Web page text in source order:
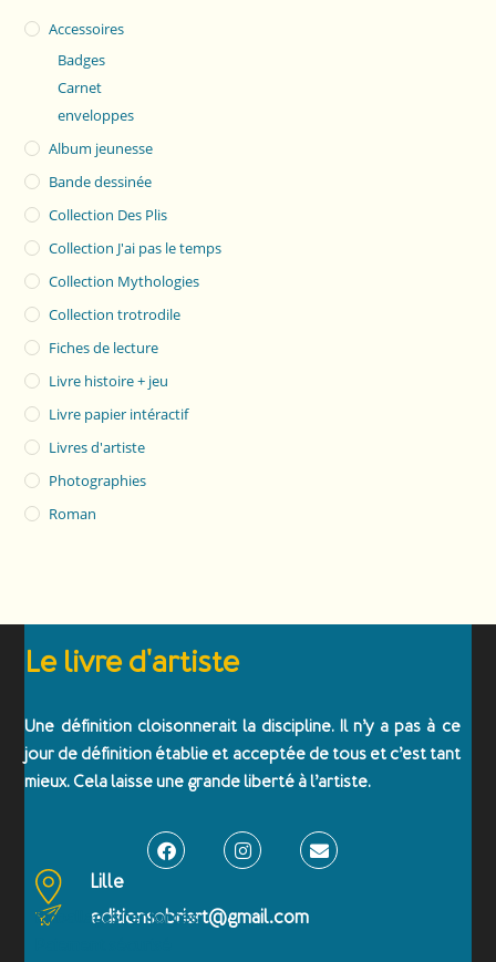
Accessoires
Badges
Carnet
enveloppes
Album jeunesse
Bande dessinée
Collection Des Plis
Collection J'ai pas le temps
Collection Mythologies
Collection trotrodile
Fiches de lecture
Livre histoire + jeu
Livre papier intéractif
Livres d'artiste
Photographies
Roman
Le livre d'artiste
Une définition cloisonnerait la discipline. Il n’y a pas à ce
jour de définition établie et acceptée de tous et c’est tant
mieux. Cela laisse une grande liberté à l’artiste.
Lille
editionsobriart@gmail.com
Emballages renforcés